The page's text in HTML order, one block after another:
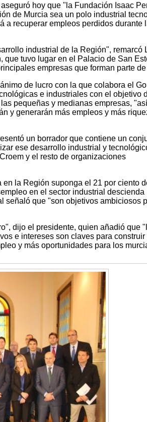
hoy que "la Fundación Isaac
de Murcia sea un polo industrial
a recuperar empleos perdidos durante
industrial de la Región", remarcó
que tuvo lugar en el Palacio de San
empresas que forman parte
de lucro con la que colabora el
e industriales con el objetivo
pequeñas y medianas empresas, "así
y generarán más empleos y más
un borrador que contiene un
ese desarrollo industrial y
y el resto de organizaciones
la Región suponga el 21 por ciento
en el sector industrial descienda
señaló que "son objetivos ambiciosos
dijo el presidente, quien añadió que
e intereses son claves para construir
y más oportunidades para los